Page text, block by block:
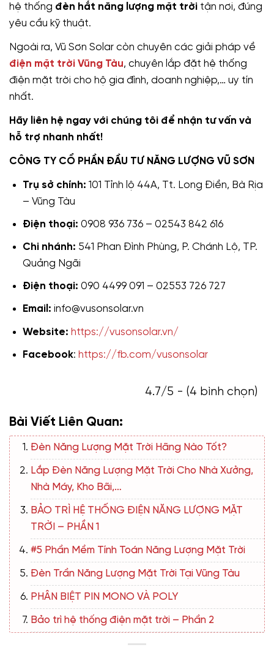
hệ thống đèn hắt năng lượng mặt trời tận nơi, đúng
yêu cầu kỹ thuật.
Ngoài ra, Vũ Sơn Solar còn chuyên các giải pháp về
điện mặt trời Vũng Tàu, chuyên lắp đặt hệ thống
điện mặt trời cho hộ gia đình, doanh nghiệp,… uy tín
nhất.
Hãy liên hệ ngay với chúng tôi để nhận tư vấn và
hỗ trợ nhanh nhất!
CÔNG TY CỔ PHẦN ĐẦU TƯ NĂNG LƯỢNG VŨ SƠN
Trụ sở chính: 101 Tỉnh lộ 44A, Tt. Long Điền, Bà Rịa
– Vũng Tàu
Điện thoại: 0908 936 736 – 02543 842 616
Chi nhánh: 541 Phan Đình Phùng, P. Chánh Lộ, TP.
Quảng Ngãi
Điện thoại: 090 4499 091 – 02553 726 727
Email: info@vusonsolar.vn
Website: https://vusonsolar.vn/
Facebook: https://fb.com/vusonsolar
4.7/5 - (4 bình chọn)
Bài Viết Liên Quan:
Đèn Năng Lượng Mặt Trời Hãng Nào Tốt?
Lắp Đèn Năng Lượng Mặt Trời Cho Nhà Xưởng,
Nhà Máy, Kho Bãi,…
BẢO TRÌ HỆ THỐNG ĐIỆN NĂNG LƯỢNG MẶT
TRỜI – PHẦN 1
#5 Phần Mềm Tính Toán Năng Lượng Mặt Trời
Đèn Trần Năng Lượng Mặt Trời Tại Vũng Tàu
PHÂN BIỆT PIN MONO VÀ POLY
Bảo trì hệ thống điện mặt trời – Phần 2